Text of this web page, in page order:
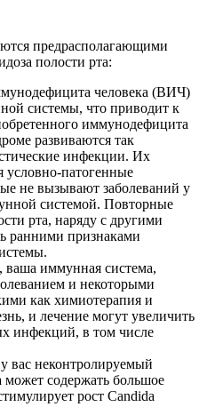
предрасполагающими
полости рта:
человека (ВИЧ)
системы, что приводит к
иммунодефицита
развиваются так
инфекции. Их
условно-патогенные
не вызывают заболеваний у
системой. Повторные
рта, наряду с другими
ранними признаками
ваша иммунная система,
и некоторыми
как химиотерапия и
и лечение могут увеличить
инфекций, в том числе
вас неконтролируемый
содержать большое
рост Candida